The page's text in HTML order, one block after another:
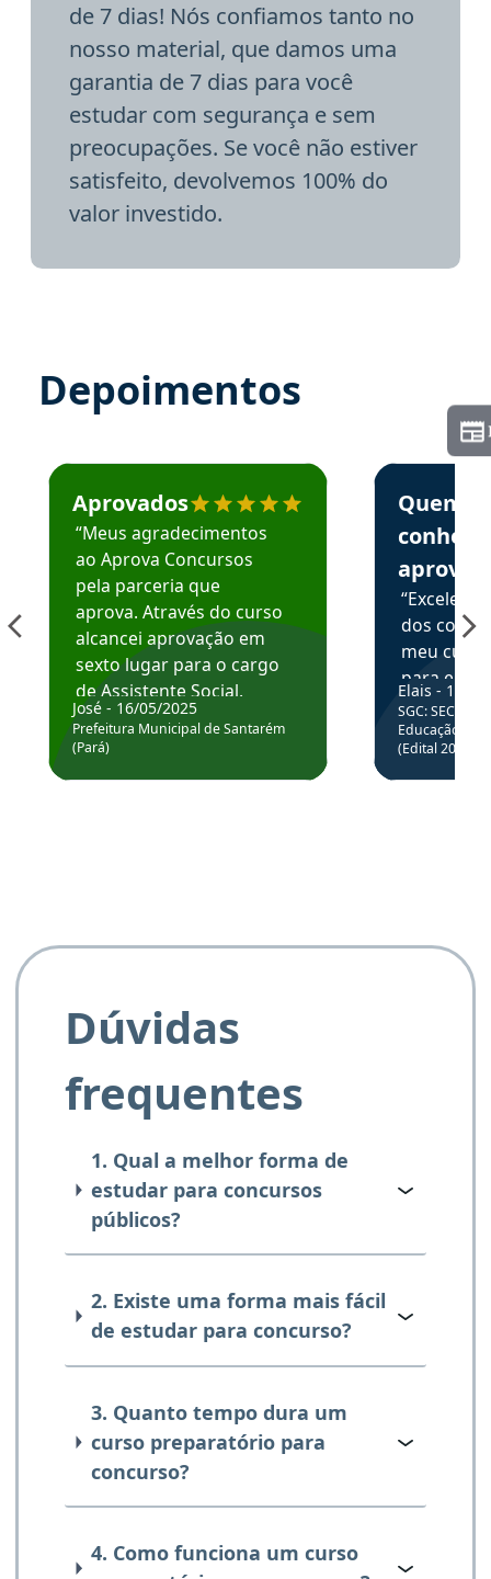
de 7 dias! Nós confiamos tanto no
nosso material, que damos uma
garantia de 7 dias para você
estudar com segurança e sem
preocupações. Se você não estiver
satisfeito, devolvemos 100% do
valor investido.
Depoimentos
Estudante José recomenda o Aprova Concursos em
Aprovados
“Meus agradecimentos
ao Aprova Concursos
pela parceria que
aprova. Através do curso
alcancei aprovação em
sexto lugar para o cargo
de Assistente Social.
Hoje estou atuando na
Prefeitura de Santarém.
José - 16/05/2025
Prefeitura Municipal de Santarém
(Pará)
Estudante
Quem
aprova
dos
meu
para
colocar
através
de
Elais - 15/
SGC: SEC BA
Educação
(Edital
Dúvidas
frequentes
1. Qual a melhor forma de
estudar para concursos
públicos?
2. Existe uma forma mais fácil
de estudar para concurso?
3. Quanto tempo dura um
curso preparatório para
concurso?
4. Como funciona um curso